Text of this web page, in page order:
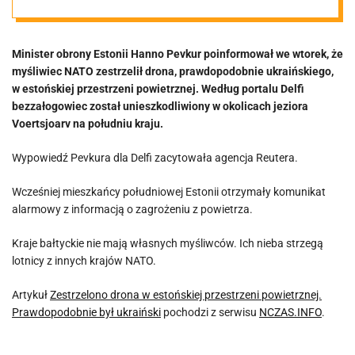
powietrznej.
Prawdopodobni
e był ukraiński
Minister obrony Estonii Hanno Pevkur poinformował we wtorek, że
myśliwiec NATO zestrzelił drona, prawdopodobnie ukraińskiego,
w estońskiej przestrzeni powietrznej. Według portalu Delfi
bezzałogowiec został unieszkodliwiony w okolicach jeziora
Voertsjoarv na południu kraju.
Wypowiedź Pevkura dla Delfi zacytowała agencja Reutera.
Wcześniej mieszkańcy południowej Estonii otrzymały komunikat
alarmowy z informacją o zagrożeniu z powietrza.
Kraje bałtyckie nie mają własnych myśliwców. Ich nieba strzegą
lotnicy z innych krajów NATO.
ArtykułZestrzelono drona w estońskiej przestrzeni powietrznej.
Prawdopodobnie był ukraiński pochodzi z serwisu NCZAS.INFO.